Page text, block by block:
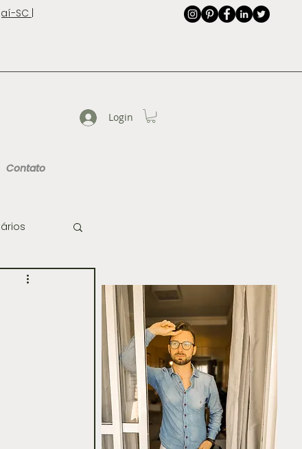
SC |
Login
Contato